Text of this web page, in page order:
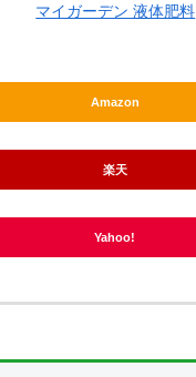
マイガーデン 液体肥料
Amazon
楽天
Yahoo!